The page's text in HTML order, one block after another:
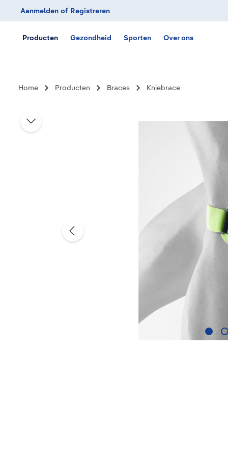
Ga naar de hoofdnavigatie
Aanmelden of Registreren
Producten Gezondheid Sporten Over ons
Home Producten Braces Kniebrace
Afbeeldingengalerij overslaan